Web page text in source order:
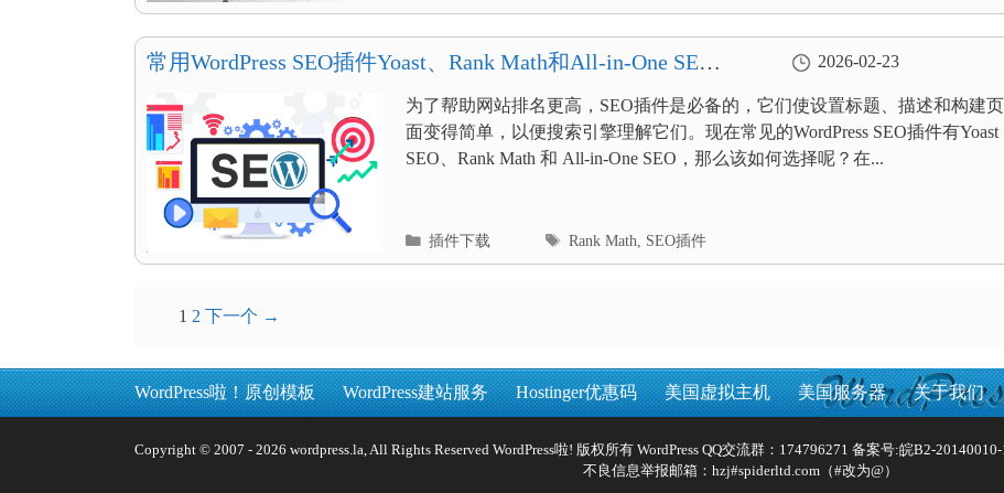
类
目
签
常用WordPress SEO插件Yoast、Rank Math和All-in-One SEO
2026-02-23
为了帮助网站排名更高，SEO插件是必备的，它们使设置标题、描述和构建页
面变得简单，以便搜索引擎理解它们。现在常见的WordPress SEO插件有Yoast
SEO、Rank Math 和 All-in-One SEO，那么该如何选择呢？在...
分
类
插件下载
标
签
Rank Math, SEO插件
文
导
航
1 2 下一个 →
WordPress啦！原创模板 WordPress建站服务 Hostinger优惠码 美国虚拟主机 美国服务器 关于我们
Copyright © 2007 - 2026 wordpress.la, All Rights Reserved WordPress啦! 版权所有 WordPress QQ交流群：174796271 备案号:皖B2-20140010-
不良信息举报邮箱：hzj#spiderltd.com（#改为@）